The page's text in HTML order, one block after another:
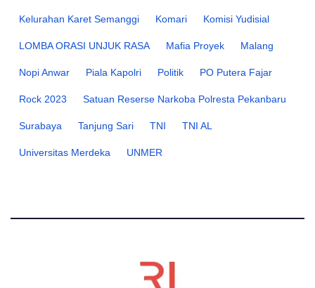
Kelurahan Karet Semanggi Komari Komisi Yudisial
LOMBA ORASI UNJUK RASA Mafia Proyek Malang
Nopi Anwar Piala Kapolri Politik PO Putera Fajar
Rock 2023 Satuan Reserse Narkoba Polresta Pekanbaru
Surabaya Tanjung Sari TNI TNI AL
Universitas Merdeka UNMER